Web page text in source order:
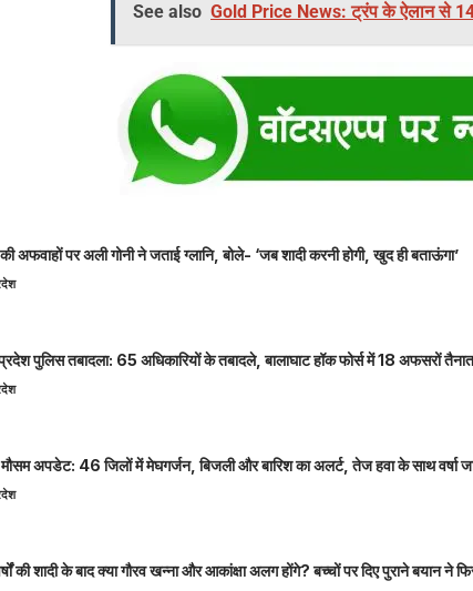
See also Gold Price News: ट्रंप के ऐलान से
की अफवाहों पर अली गोनी ने जताई ग्लानि, बोले- ‘जब शादी करनी होगी, खुद ही बताऊंगा’
पुलिस तबादला: 65 अधिकारियों के तबादले, बालाघाट हॉक फोर्स में 18 अफसरों
मौसम अपडेट: 46 जिलों में मेघगर्जन, बिजली और बारिश का अलर्ट, तेज हवा के साथ वर्षा
की शादी के बाद क्या गौरव खन्ना और आकांक्षा अलग होंगे? बच्चों पर दिए पुराने बयान ने